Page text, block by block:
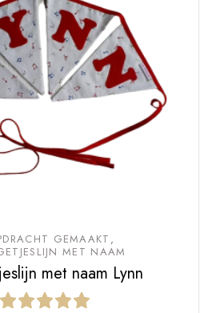
GEMAAKT
MET NAAM
met naam Lynn